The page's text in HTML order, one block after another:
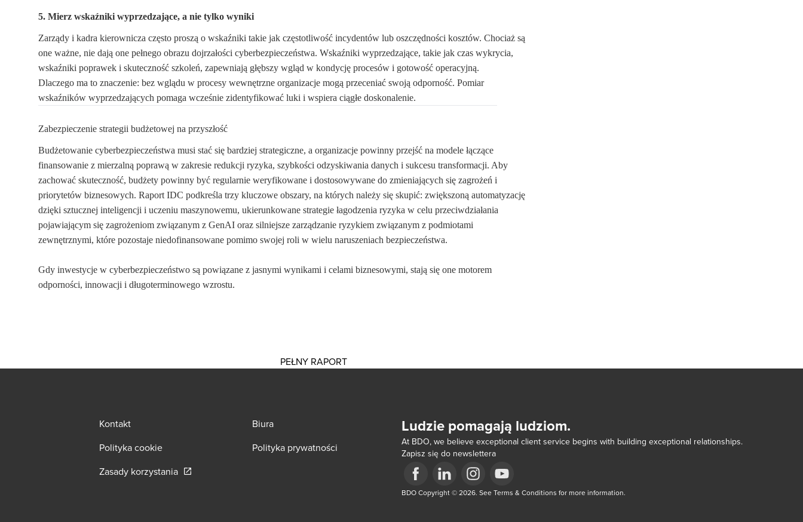
5. Mierz wskaźniki wyprzedzające, a nie tylko wyniki
Zarządy i kadra kierownicza często proszą o wskaźniki takie jak częstotliwość incydentów lub oszczędności kosztów. Chociaż są
one ważne, nie dają one pełnego obrazu dojrzałości cyberbezpieczeństwa. Wskaźniki wyprzedzające, takie jak czas wykrycia,
wskaźniki poprawek i skuteczność szkoleń, zapewniają głębszy wgląd w kondycję procesów i gotowość operacyjną.
Dlaczego ma to znaczenie: bez wglądu w procesy wewnętrzne organizacje mogą przeceniać swoją odporność. Pomiar
wskaźników wyprzedzających pomaga wcześnie zidentyfikować luki i wspiera ciągłe doskonalenie.
Zabezpieczenie strategii budżetowej na przyszłość
Budżetowanie cyberbezpieczeństwa musi stać się bardziej strategiczne, a organizacje powinny przejść na modele łączące
finansowanie z mierzalną poprawą w zakresie redukcji ryzyka, szybkości odzyskiwania danych i sukcesu transformacji. Aby
zachować skuteczność, budżety powinny być regularnie weryfikowane i dostosowywane do zmieniających się zagrożeń i
priorytetów biznesowych. Raport IDC podkreśla trzy kluczowe obszary, na których należy się skupić: zwiększoną automatyzację
dzięki sztucznej inteligencji i uczeniu maszynowemu, ukierunkowane strategie łagodzenia ryzyka w celu przeciwdziałania
pojawiającym się zagrożeniom związanym z GenAI oraz silniejsze zarządzanie ryzykiem związanym z podmiotami
zewnętrznymi, które pozostaje niedofinansowane pomimo swojej roli w wielu naruszeniach bezpieczeństwa.
Gdy inwestycje w cyberbezpieczeństwo są powiązane z jasnymi wynikami i celami biznesowymi, stają się one motorem
odporności, innowacji i długoterminowego wzrostu.
PEŁNY RAPORT
Kontakt
Biura
Polityka cookie
Polityka prywatności
Zasady korzystaniaOpens in a new window/tab
Ludzie pomagają ludziom.
At BDO, we believe exceptional client service begins with building exceptional relationships.
Zapisz się do newslettera
Opens in a new window/tab
Opens in a new window/tab
Opens in a new window/tab
Opens in a new window/tab
BDO Copyright © 2026. See Terms & Conditions for more information.